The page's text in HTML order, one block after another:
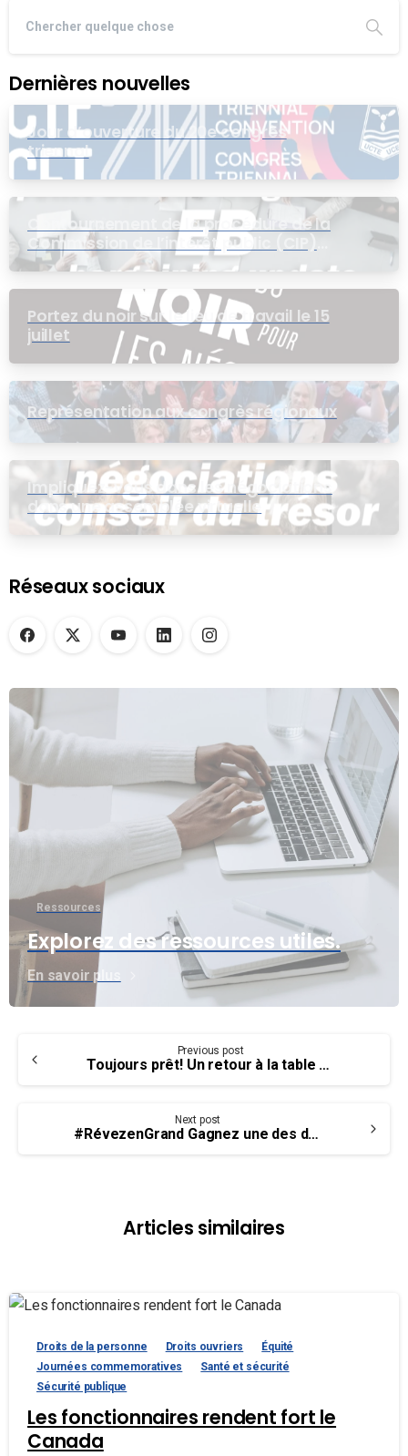
Dernières nouvelles
Jour d’ouverture du 20e congrès
triennal
Contournement de la procédure de la
Commission de l’intérêt public (CIP)
pour le groupe EB
Portez du noir sur le lieu de travail le 15
juillet
Représentation aux congrès régionaux
Impliquez-vous dans les négociations
dans une assemblée virtuelle
Réseaux sociaux
Ressources
Explorez des ressources utiles.
En savoir plus
Reading
Previous post
Toujours prêt! Un retour à la table de négo avec Parcs Canada
Next post
#RévezenGrand Gagnez une des deux bourses d’études de 2 500 $ de l’UCET
Articles similaires
Droits de la personne Droits ouvriers
Équité
Journées commemoratives
Santé et sécurité
Sécurité publique
Les fonctionnaires rendent fort le
Canada